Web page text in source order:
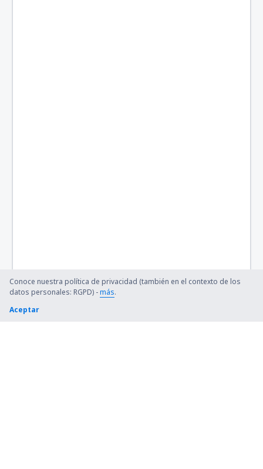
Conoce nuestra política de privacidad (también en el contexto de los
datos personales: RGPD) -más.
Aceptar